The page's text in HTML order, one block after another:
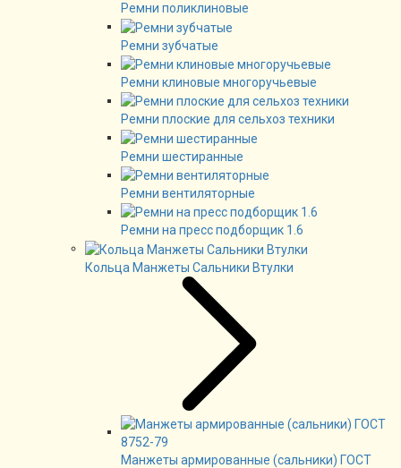
Ремни поликлиновые
Ремни зубчатые
Ремни клиновые многоручьевые
Ремни плоские для сельхоз техники
Ремни шестиранные
Ремни вентиляторные
Ремни на пресс подборщик 1.6
Кольца Манжеты Сальники Втулки
Манжеты армированные (сальники) ГОСТ